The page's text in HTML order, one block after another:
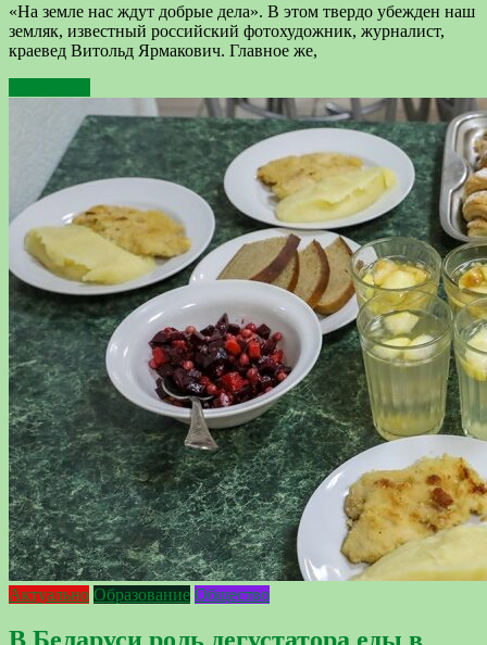
«На земле нас ждут добрые дела». В этом твердо убежден наш
земляк, известный российский фотохудожник, журналист,
краевед Витольд Ярмакович. Главное же,
Актуально Образование Общество